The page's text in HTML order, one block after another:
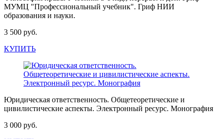
МУМЦ "Профессиональный учебник". Гриф НИИ
образования и науки.
3 500 руб.
КУПИТЬ
Юридическая ответственность. Общетеоретические и
цивилистические аспекты. Электронный ресурс. Монография
3 000 руб.